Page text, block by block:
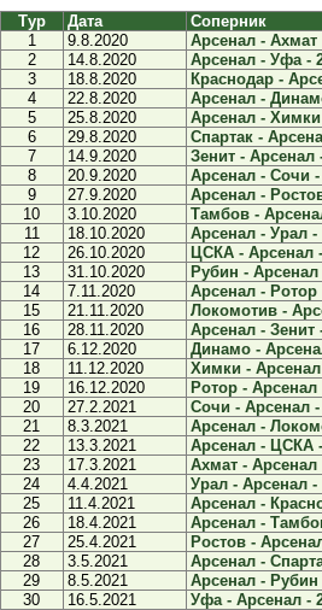
Тур Дата
Соперник
1
9.8.2020
Арсенал - Ахмат
2
14.8.2020
Арсенал - Уфа -
3
18.8.2020
Краснодар -
4
22.8.2020
Арсенал -
5
25.8.2020
Арсенал - Химки
6
29.8.2020
Спартак -
7
14.9.2020
Зенит - Арсенал
8
20.9.2020
Арсенал - Сочи -
9
27.9.2020
Арсенал -
10
3.10.2020
Тамбов -
11
18.10.2020
Арсенал - Урал -
12
26.10.2020
ЦСКА - Арсенал
13
31.10.2020
Рубин - Арсенал
14
7.11.2020
Арсенал - Ротор
15
21.11.2020
Локомотив -
16
28.11.2020
Арсенал - Зенит
17
6.12.2020
Динамо -
18
11.12.2020
Химки - Арсенал
19
16.12.2020
Ротор - Арсенал
20
27.2.2021
Сочи - Арсенал -
21
8.3.2021
Арсенал -
22
13.3.2021
Арсенал - ЦСКА
23
17.3.2021
Ахмат - Арсенал
24
4.4.2021
Урал - Арсенал -
25
11.4.2021
Арсенал -
26
18.4.2021
Арсенал -
27
25.4.2021
Ростов -
28
3.5.2021
Арсенал -
29
8.5.2021
Арсенал - Рубин
30
16.5.2021 Уфа - Арсенал -